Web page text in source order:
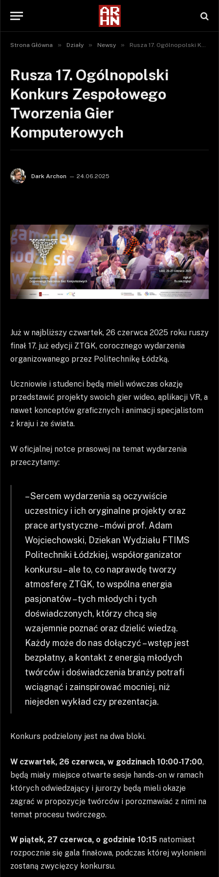
Strona Główna » Działy » Newsy » Rusza 17. Ogólnopolski Konkurs Zespołowego Tworzenia Gier Komputerowych
Rusza 17. Ogólnopolski
Konkurs Zespołowego
Tworzenia Gier
Komputerowych
Dark Archon 24.06.2025
Już w najbliższy czwartek, 26 czerwca 2025 roku ruszy
finał 17. już edycji ZTGK, corocznego wydarzenia
organizowanego przez Politechnikę Łódzką.
Uczniowie i studenci będą mieli wówczas okazję
przedstawić projekty swoich gier wideo, aplikacji VR, a
nawet konceptów graficznych i animacji specjalistom
z kraju i ze świata.
W oficjalnej notce prasowej na temat wydarzenia
przeczytamy:
– Sercem wydarzenia są oczywiście
uczestnicy i ich oryginalne projekty oraz
prace artystyczne – mówi prof. Adam
Wojciechowski, Dziekan Wydziału FTIMS
Politechniki Łódzkiej, współorganizator
konkursu – ale to, co naprawdę tworzy
atmosferę ZTGK, to wspólna energia
pasjonatów – tych młodych i tych
doświadczonych, którzy chcą się
wzajemnie poznać oraz dzielić wiedzą.
Każdy może do nas dołączyć – wstęp jest
bezpłatny, a kontakt z energią młodych
twórców i doświadczenia branży potrafi
wciągnąć i zainspirować mocniej, niż
niejeden wykład czy prezentacja.
Konkurs podzielony jest na dwa bloki.
W czwartek, 26 czerwca, w godzinach 10:00-17:00,
będą miały miejsce otwarte sesje hands-on w ramach
których odwiedzający i jurorzy będą mieli okazje
zagrać w propozycje twórców i porozmawiać z nimi na
temat procesu twórczego.
W piątek, 27 czerwca, o godzinie 10:15 natomiast
rozpocznie się gala finałowa, podczas której wyłonieni
zostaną zwycięzcy konkursu.